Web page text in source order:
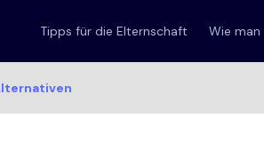
Tipps für die Elternschaft Wie man